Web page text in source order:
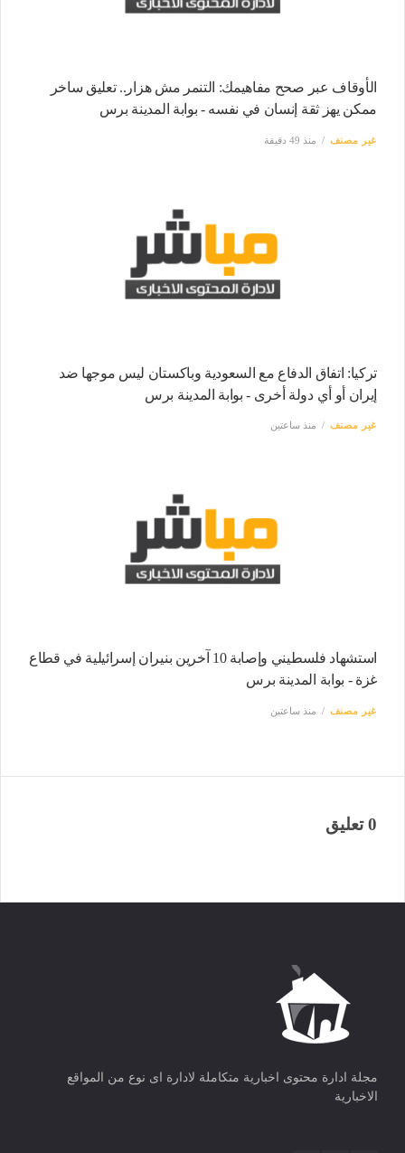
الأوقاف عبر صحح مفاهيمك: التنمر مش هزار.. تعليق ساخر
ممكن يهز ثقة إنسان في نفسه - بوابة المدينة برس
غير مصنف منذ 49 دقيقة
تركيا: اتفاق الدفاع مع السعودية وباكستان ليس موجها ضد
إيران أو أي دولة أخرى - بوابة المدينة برس
غير مصنف منذ ساعتين
استشهاد فلسطيني وإصابة 10 آخرين بنيران إسرائيلية في قطاع
غزة - بوابة المدينة برس
غير مصنف منذ ساعتين
0 تعليق
مجلة ادارة محتوى اخبارية متكاملة لادارة اى نوع من المواقع
الاخبارية